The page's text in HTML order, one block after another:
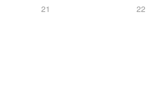
21 22